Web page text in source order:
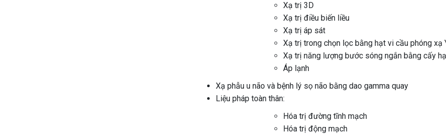
Xạ trị 3D
Xạ trị điều biến liều
Xạ trị áp sát
Xạ trị trong chọn lọc bằng hạt vi cầu phóng
Xạ trị năng lượng bước sóng ngắn bằng cấy
Áp lạnh
Xạ phẫu u não và bệnh lý sọ não bằng dao gamma quay
Liệu pháp toàn thân:
Hóa trị đường tĩnh mạch
Hóa trị động mạch